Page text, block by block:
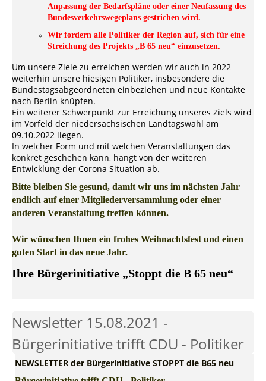
Anpassung der Bedarfspläne oder einer Neufassung des
Bundesverkehrswegeplans gestrichen wird.
Wir fordern alle Politiker der Region auf, sich für eine
Streichung des Projekts „B 65 neu“ einzusetzen.
Um unsere Ziele zu erreichen werden wir auch in 2022
weiterhin unsere hiesigen Politiker, insbesondere die
Bundestagsabgeordneten einbeziehen und neue Kontakte
nach Berlin knüpfen.
Ein weiterer Schwerpunkt zur Erreichung unseres Ziels wird
im Vorfeld der niedersächsischen Landtagswahl am
09.10.2022 liegen.
In welcher Form und mit welchen Veranstaltungen das
konkret geschehen kann, hängt von der weiteren
Entwicklung der Corona Situation ab.
Bitte bleiben Sie gesund, damit wir uns im nächsten Jahr
endlich auf einer Mitgliederversammlung oder einer
anderen Veranstaltung treffen können.
Wir wünschen Ihnen ein frohes Weihnachtsfest und einen
guten Start in das neue Jahr.
Ihre Bürgerinitiative „Stoppt die B 65 neu“
Newsletter 15.08.2021 -
Bürgerinitiative trifft CDU - Politiker
NEWSLETTER der Bürgerinitiative STOPPT die B65 neu